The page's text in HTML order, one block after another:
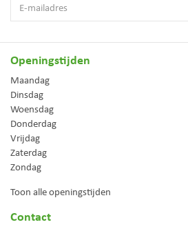
Openingstijden
Maandag
Dinsdag
Woensdag
Donderdag
Vrijdag
Zaterdag
Zondag
Toon alle openingstijden
Contact